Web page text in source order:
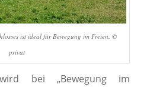
ist ideal für Bewegung im Freien. ©
privat
bei „Bewegung im